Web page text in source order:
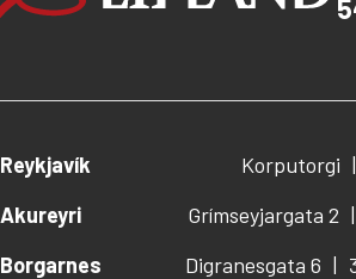
Reykjavík
Korputorgi
Akureyri
Grímseyjargata 2
Borgarnes
Digranesgata 6